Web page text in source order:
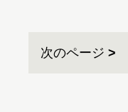
次のページ